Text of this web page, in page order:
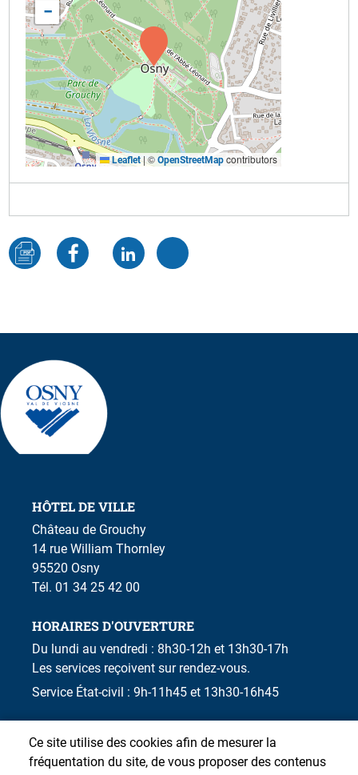
−
Leaflet | ©OpenStreetMap contributors
HÔTEL DE VILLE
Château de Grouchy
14 rue William Thornley
95520 Osny
Tél. 01 34 25 42 00
HORAIRES D'OUVERTURE
Du lundi au vendredi : 8h30-12h et 13h30-17h
Les services reçoivent sur rendez-vous.
Service État-civil : 9h-11h45 et 13h30-16h45
Ce site utilise des cookies afin de mesurer la
fréquentation du site, de vous proposer des contenus